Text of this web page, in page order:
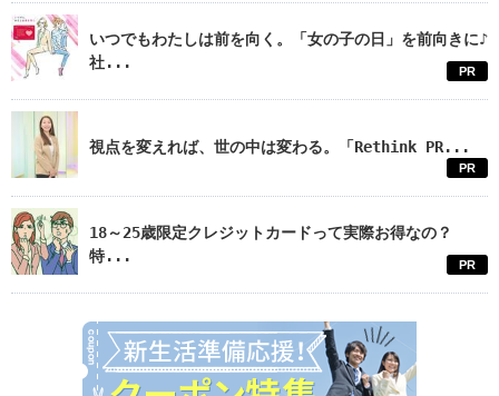
いつでもわたしは前を向く。「女の子の日」を前向きに♪
社...
PR
視点を変えれば、世の中は変わる。「Rethink PR...
PR
18～25歳限定クレジットカードって実際お得なの？
特...
PR